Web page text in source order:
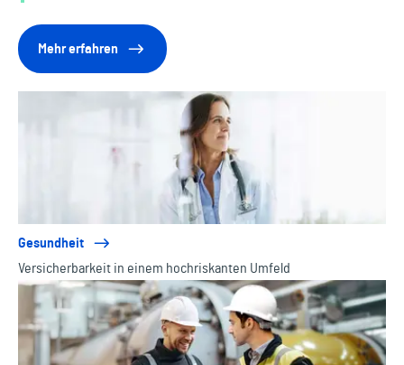
Mehr erfahren
Gesundheit
Versicherbarkeit in einem hochriskanten Umfeld